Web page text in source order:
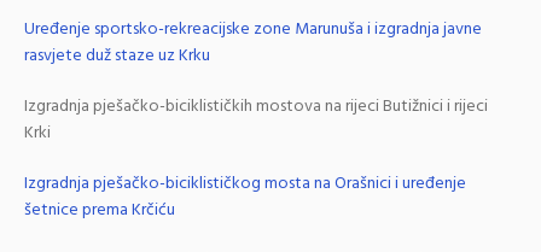
Uređenje sportsko-rekreacijske zone Marunuša i izgradnja javne
rasvjete duž staze uz Krku
Izgradnja pješačko-biciklističkih mostova na rijeci Butižnici i rijeci
Krki
Izgradnja pješačko-biciklističkog mosta na Orašnici i uređenje
šetnice prema Krčiću